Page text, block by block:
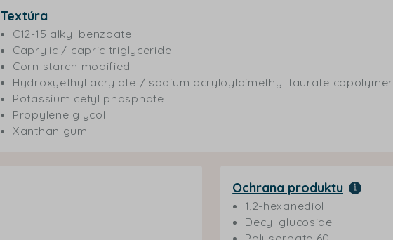
Textúra
C12-15 alkyl benzoate
Caprylic / capric triglyceride
Corn starch modified
Hydroxyethyl acrylate / sodium acryloyldimethyl taurate copolymer
Potassium cetyl phosphate
Propylene glycol
Xanthan gum
Ochrana produktu
1,2-hexanediol
Decyl glucoside